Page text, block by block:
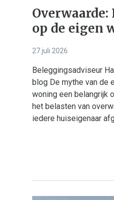
op de eigen
27 juli 2026
Beleggingsadviseur
blog De mythe van de
woning een belangrijk
het belasten van
iedere huiseigenaar